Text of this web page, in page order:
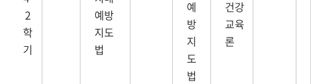
2
학
기
예방
지도
법
예
방
지
도
법
건강
교육
론